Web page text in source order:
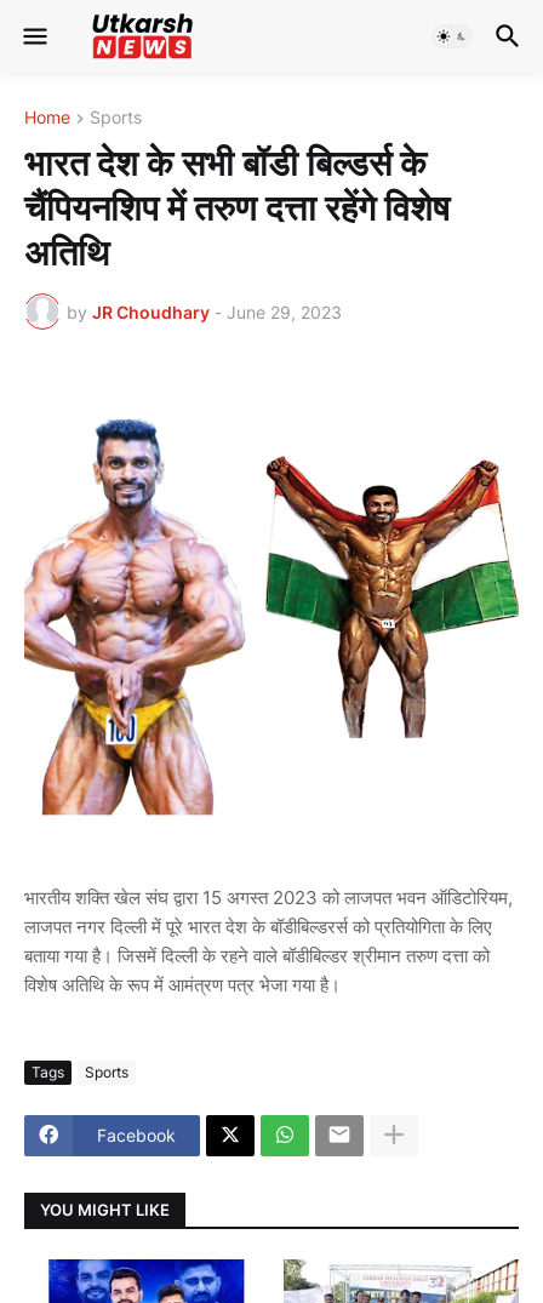
Home Sports
भारत देश के सभी बॉडी बिल्डर्स के
चैंपियनशिप में तरुण दत्ता रहेंगे विशेष
अतिथि
by JR Choudhary - June 29, 2023
भारतीय शक्ति खेल संघ द्वारा 15 अगस्त 2023 को लाजपत भवन ऑडिटोरियम,
लाजपत नगर दिल्ली में पूरे भारत देश के बॉडीबिल्डरर्स को प्रतियोगिता के लिए
बताया गया है। जिसमें दिल्ली के रहने वाले बॉडीबिल्डर श्रीमान तरुण दत्ता को
विशेष अतिथि के रूप में आमंत्रण पत्र भेजा गया है।
Tags Sports
Facebook
YOU MIGHT LIKE